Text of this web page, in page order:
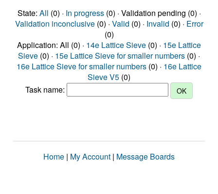
State: All (0) · In progress(0) · Validation pending (0) ·
Validation inconclusive(0) · Valid (0) · Invalid (0) · Error
(0)
Application: All (0) · 14e Lattice Sieve (0) · 15e Lattice
Sieve (0) · 15e Lattice Sieve for smaller numbers (0) ·
16e Lattice Sieve for smaller numbers (0) · 16e Lattice
Sieve V5 (0)
Task name:
Home | My Account | Message Boards